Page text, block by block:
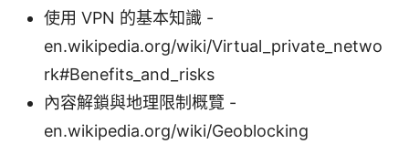
使用 VPN 的基本知識 -
en.wikipedia.org/wiki/Virtual_private_netwo
rk#Benefits_and_risks
內容解鎖與地理限制概覽 -
en.wikipedia.org/wiki/Geoblocking